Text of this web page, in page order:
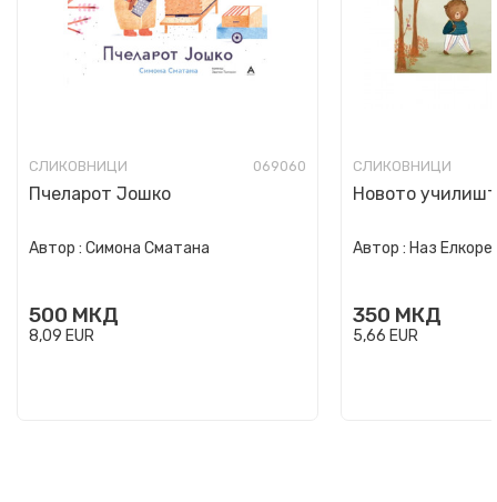
СЛИКОВНИЦИ 069060
Пчеларот Јошко
Автор : Симона Сматана
500 МКД
8,09 EUR
СЛИКОВНИЦИ
Новото
Автор : Наз
350 МКД
5,66 EUR